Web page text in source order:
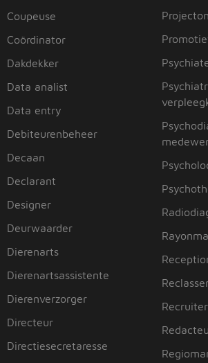
Coupeuse
Coördinator
Dakdekker
Data analist
Data entry
Debiteurenbeheer
Decaan
Declarant
Designer
Deurwaarder
Dierenarts
Dierenartsassistente
Dierenverzorger
Directeur
Directiesecretaresse
Recruiter